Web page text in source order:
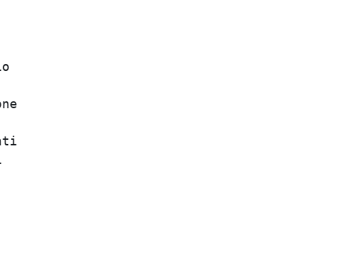
pervenire
- Ufficio
12 del
Risorse
14 - tel.